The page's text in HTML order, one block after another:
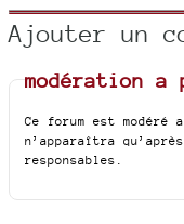
Ajouter un
modération
Ce forum est
n’apparaîtra
responsables.